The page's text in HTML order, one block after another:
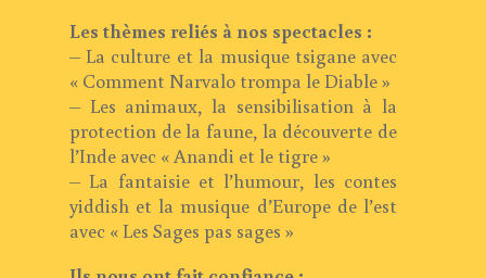
Les thèmes reliés à nos spectacles :
– La culture et la musique tsigane avec
« Comment Narvalo trompa le Diable »
– Les animaux, la sensibilisation à la
protection de la faune, la découverte de
l’Inde avec « Anandi et le tigre »
– La fantaisie et l’humour, les contes
yiddish et la musique d’Europe de l’est
avec « Les Sages pas sages »